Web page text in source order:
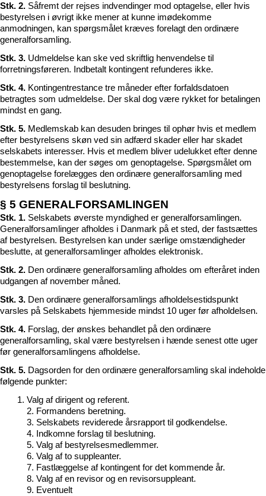
Stk. 2. Såfremt der rejses indvendinger mod optagelse, eller hvis
bestyrelsen i øvrigt ikke mener at kunne imødekomme
anmodningen, kan spørgsmålet kræves forelagt den ordinære
generalforsamling.
Stk. 3. Udmeldelse kan ske ved skriftlig henvendelse til
forretningsføreren. Indbetalt kontingent refunderes ikke.
Stk. 4. Kontingentrestance tre måneder efter forfaldsdatoen
betragtes som udmeldelse. Der skal dog være rykket for betalingen
mindst en gang.
Stk. 5. Medlemskab kan desuden bringes til ophør hvis et medlem
efter bestyrelsens skøn ved sin adfærd skader eller har skadet
selskabets interesser. Hvis et medlem bliver udelukket efter denne
bestemmelse, kan der søges om genoptagelse. Spørgsmålet om
genoptagelse forelægges den ordinære generalforsamling med
bestyrelsens forslag til beslutning.
§ 5 GENERALFORSAMLINGEN
Stk. 1. Selskabets øverste myndighed er generalforsamlingen.
Generalforsamlinger afholdes i Danmark på et sted, der fastsættes
af bestyrelsen. Bestyrelsen kan under særlige omstændigheder
beslutte, at generalforsamlinger afholdes elektronisk.
Stk. 2. Den ordinære generalforsamling afholdes om efteråret inden
udgangen af november måned.
Stk. 3. Den ordinære generalforsamlings afholdelsestidspunkt
varsles på Selskabets hjemmeside mindst 10 uger før afholdelsen.
Stk. 4. Forslag, der ønskes behandlet på den ordinære
generalforsamling, skal være bestyrelsen i hænde senest otte uger
før generalforsamlingens afholdelse.
Stk. 5. Dagsorden for den ordinære generalforsamling skal indeholde
følgende punkter:
Valg af dirigent og referent.
2. Formandens beretning.
3. Selskabets reviderede årsrapport til godkendelse.
4. Indkomne forslag til beslutning.
5. Valg af bestyrelsesmedlemmer.
6. Valg af to suppleanter.
7. Fastlæggelse af kontingent for det kommende år.
8. Valg af en revisor og en revisorsuppleant.
9. Eventuelt